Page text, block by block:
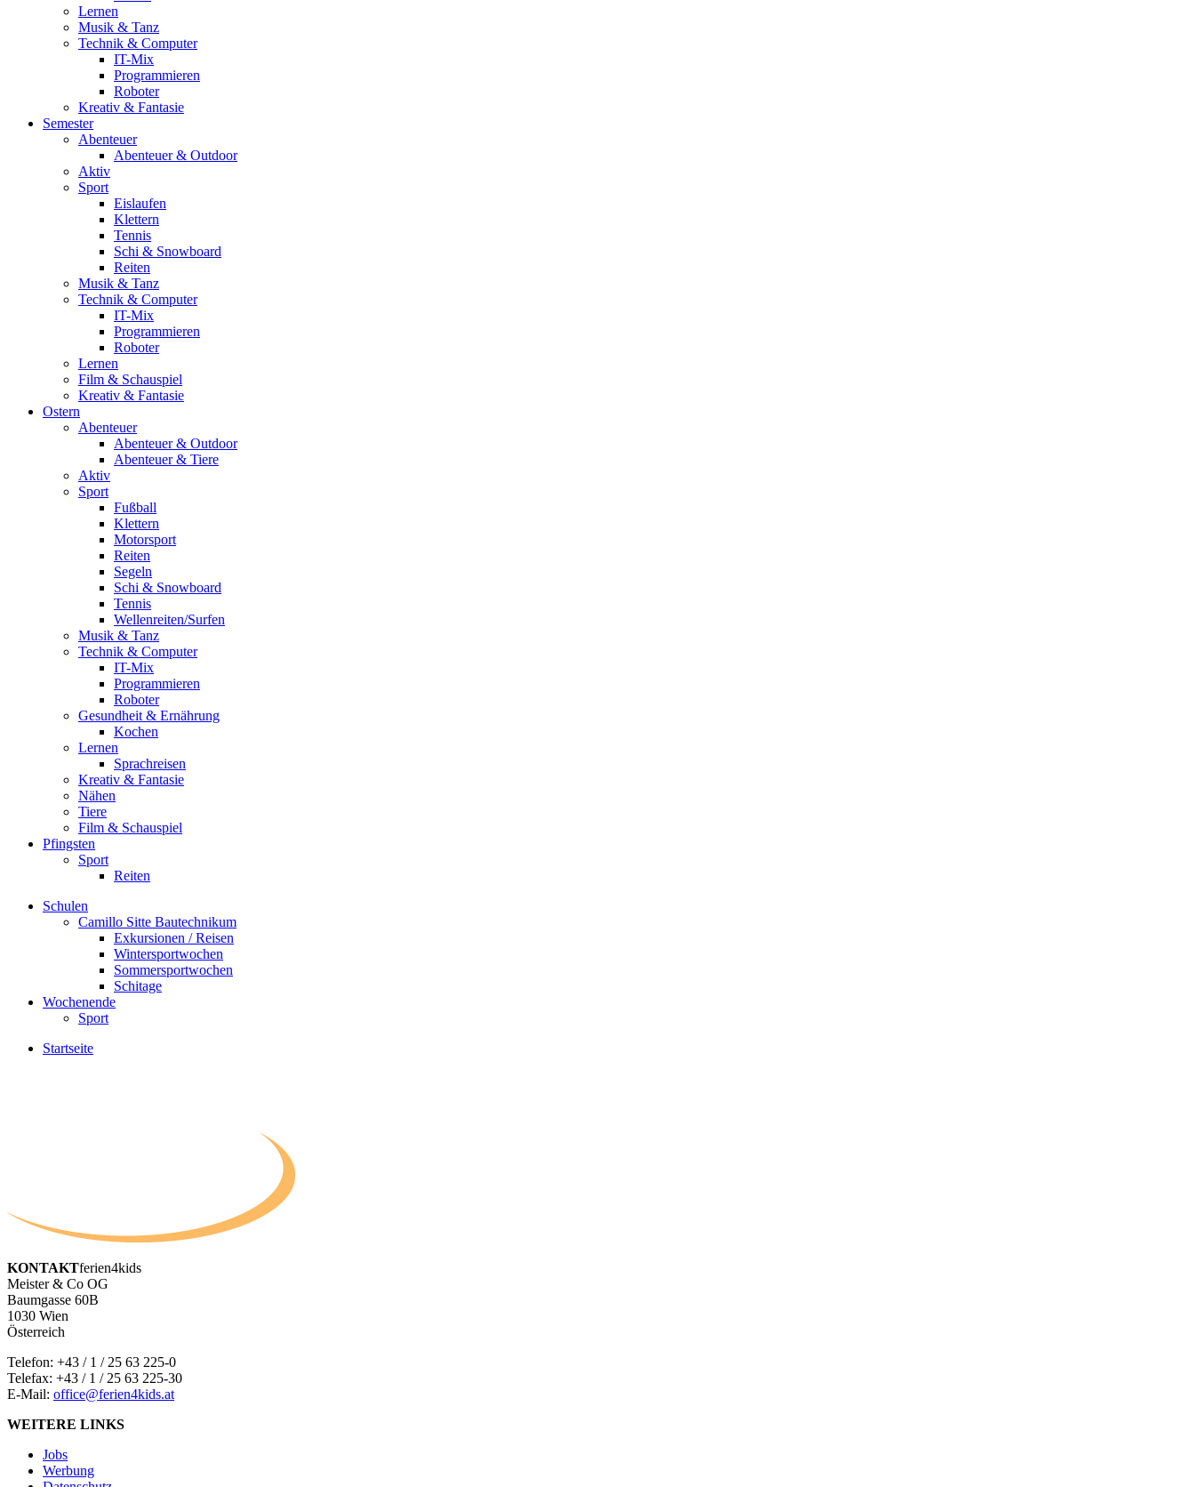
Lernen
Musik & Tanz
Technik & Computer
IT-Mix
Programmieren
Roboter
Kreativ & Fantasie
Semester
Abenteuer
Abenteuer & Outdoor
Aktiv
Sport
Eislaufen
Klettern
Tennis
Schi & Snowboard
Reiten
Musik & Tanz
Technik & Computer
IT-Mix
Programmieren
Roboter
Lernen
Film & Schauspiel
Kreativ & Fantasie
Ostern
Abenteuer
Abenteuer & Outdoor
Abenteuer & Tiere
Aktiv
Sport
Fußball
Klettern
Motorsport
Reiten
Segeln
Schi & Snowboard
Tennis
Wellenreiten/Surfen
Musik & Tanz
Technik & Computer
IT-Mix
Programmieren
Roboter
Gesundheit & Ernährung
Kochen
Lernen
Sprachreisen
Kreativ & Fantasie
Nähen
Tiere
Film & Schauspiel
Pfingsten
Sport
Reiten
Schulen
Camillo Sitte Bautechnikum
Exkursionen / Reisen
Wintersportwochen
Sommersportwochen
Schitage
Wochenende
Sport
Startseite
KONTAKTferien4kids
Meister & Co OG
Baumgasse 60B
1030 Wien
Österreich
Telefon: +43 / 1 / 25 63 225-0
Telefax: +43 / 1 / 25 63 225-30
E-Mail: office@ferien4kids.at
WEITERE LINKS
Jobs
Werbung